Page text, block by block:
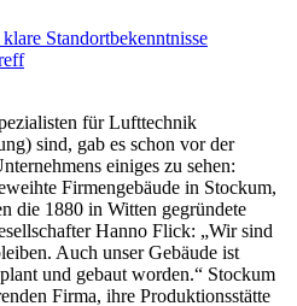
Standortbekenntnisse
für Lufttechnik
sind, gab es schon vor der
einiges zu sehen:
Firmengebäude in Stockum,
die 1880 in Witten gegründete
Hanno Flick: „Wir sind
Auch unser Gebäude ist
und gebaut worden.“ Stockum
Firma, ihre Produktionsstätte